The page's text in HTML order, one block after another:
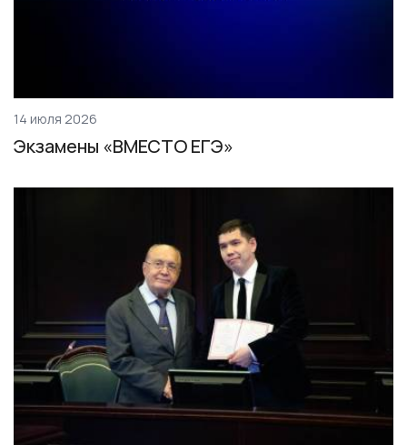
14 июля 2026
Экзамены «ВМЕСТО ЕГЭ»